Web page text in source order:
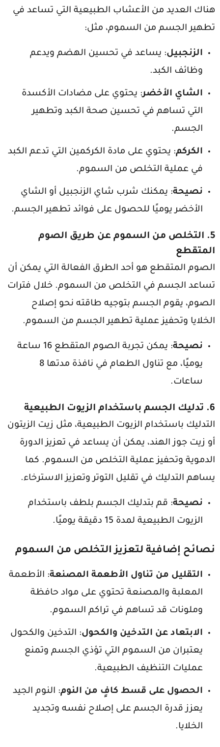
هناك العديد من الأعشاب الطبيعية التي تساعد في
تطهير الجسم من السموم، مثل:
الزنجبيل: يساعد في تحسين الهضم ويدعم
وظائف الكبد.
الشاي الأخضر: يحتوي على مضادات الأكسدة
التي تساهم في تحسين صحة الكبد وتطهير
الجسم.
الكركم: يحتوي على مادة الكركمين التي تدعم الكبد
في عملية التخلص من السموم.
نصيحة: يمكنك شرب شاي الزنجبيل أو الشاي
الأخضر يوميًا للحصول على فوائد تطهير الجسم.
5. التخلص من السموم عن طريق الصوم
المتقطع
الصوم المتقطع هو أحد الطرق الفعالة التي يمكن أن
تساعد الجسم في التخلص من السموم. خلال فترات
الصوم، يقوم الجسم بتوجيه طاقته نحو إصلاح
الخلايا وتحفيز عملية تطهير الجسم من السموم.
نصيحة
: يمكن تجربة الصوم المتقطع 16 ساعة
يوميًا، مع تناول الطعام في نافذة مدتها 8
ساعات.
6. تدليك الجسم باستخدام الزيوت الطبيعية
التدليك باستخدام الزيوت الطبيعية، مثل زيت الزيتون
أو زيت جوز الهند، يمكن أن يساعد في تعزيز الدورة
الدموية وتحفيز عملية التخلص من السموم. كما
يساهم التدليك في تقليل التوتر وتعزيز الاسترخاء.
نصيحة: قم بتدليك الجسم بلطف باستخدام
الزيوت الطبيعية لمدة 15 دقيقة يوميًا.
نصائح إضافية لتعزيز التخلص من السموم
التقليل من تناول الأطعمة المصنعة: الأطعمة
المعلبة والمصنعة تحتوي على مواد حافظة
وملونات قد تساهم في تراكم السموم.
الابتعاد عن التدخين والكحول: التدخين والكحول
يعتبران من السموم التي تؤذي الجسم وتمنع
عمليات التنظيف الطبيعية.
الحصول على قسط كافٍ من النوم: النوم الجيد
يعزز قدرة الجسم على إصلاح نفسه وتجديد
الخلايا.